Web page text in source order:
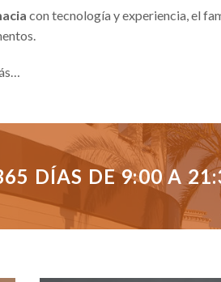
con tecnología y experiencia, el
DÍAS DE 9:00 A